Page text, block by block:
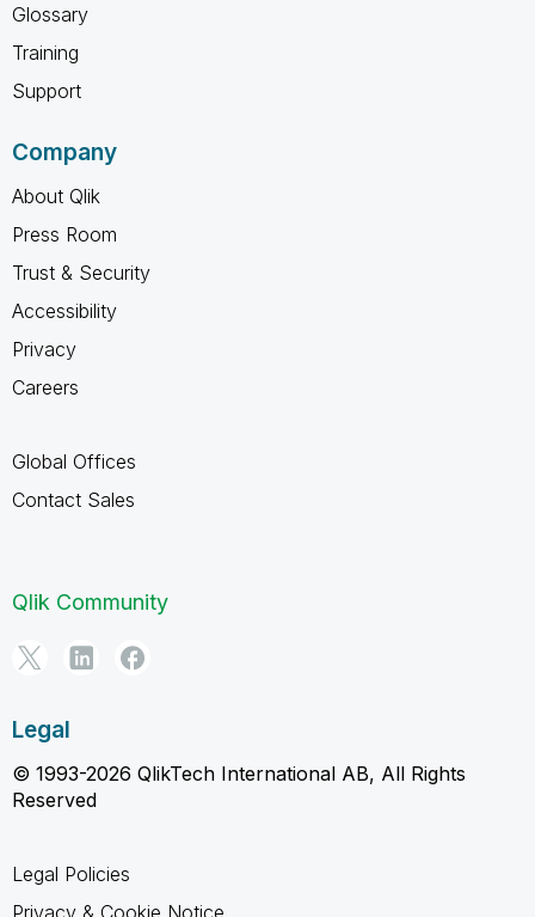
Glossary
Training
Support
Company
About Qlik
Press Room
Trust & Security
Accessibility
Privacy
Careers
Global Offices
Contact Sales
Qlik Community
Legal
© 1993-2026 QlikTech International AB, All Rights
Reserved
Legal Policies
Privacy & Cookie Notice